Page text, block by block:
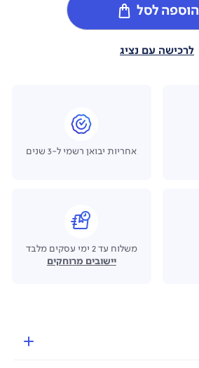
הוספה לסל
לרכישה עם נציג
אחריות יבואן רשמי ל-3 שנים
משלוח עד 2 ימי עסקים מלבד
יישובים מרוחקים